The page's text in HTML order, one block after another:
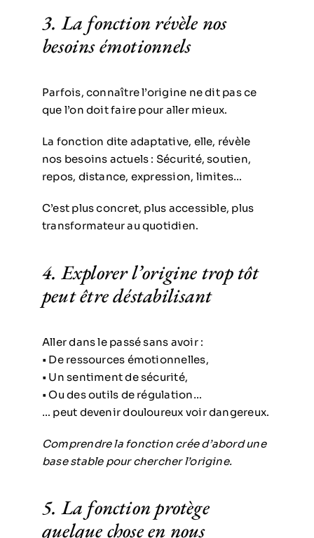
3. La fonction révèle nos
besoins émotionnels
Parfois, connaître l’origine ne dit pas ce
que l’on doit faire pour aller mieux.
La fonction dite adaptative, elle, révèle
nos besoins actuels : Sécurité, soutien,
repos, distance, expression, limites…
C’est plus concret, plus accessible, plus
transformateur au quotidien.
4. Explorer l’origine trop tôt
peut être déstabilisant
Aller dans le passé sans avoir :
• De ressources émotionnelles,
• Un sentiment de sécurité,
• Ou des outils de régulation…
… peut devenir douloureux voir dangereux.
Comprendre la fonction crée d’abord une
base stable pour chercher l’origine.
5. La fonction protège
quelque chose en nous